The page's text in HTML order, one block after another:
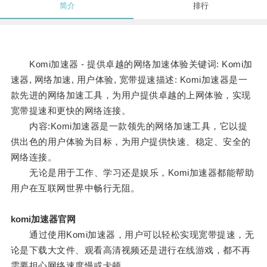
简介 排行
Komi加速器 - 提供卓越的网络加速体验关键词: Komi加
速器, 网络加速, 用户体验, 宽带提速描述: Komi加速器是一
款先进的网络加速工具，为用户提供卓越的上网体验，实现
宽带提速和更快的网络连接。
内容:Komi加速器是一款领先的网络加速工具，它以提
供出色的用户体验为目标，为用户提供快速、稳定、安全的
网络连接。
无论是用于工作、学习还是娱乐，Komi加速器都能帮助
用户在互联网世界中畅行无阻。
komi加速器官网
通过使用Komi加速器，用户可以轻松实现宽带提速，无
论是下载大文件、观看高清视频还是进行在线游戏，都不再